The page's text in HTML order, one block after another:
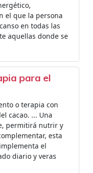
el que la persona
en todas las
aquellas donde se
para el
o terapia con
cacao. ... Una
permitirá nutrir y
esta
el
diario y veras